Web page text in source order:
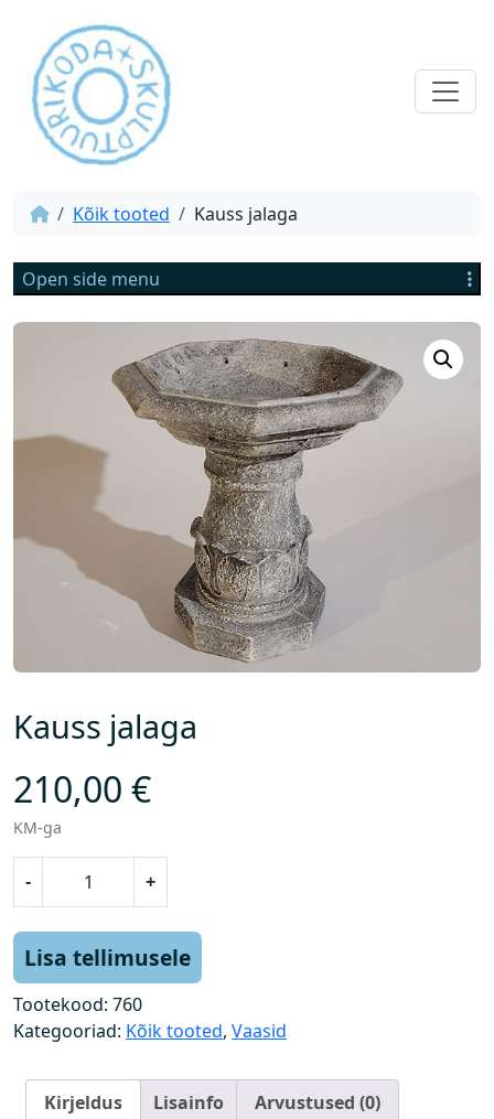
Kõik tooted Kauss jalaga
Open side menu
Kauss jalaga
210,00 €
KM-ga
-
s
j
a
+
Lisa tellimusele
Tootekood: 760
Kategooriad: Kõik tooted, Vaasid
Kirjeldus Lisainfo Arvustused (0)